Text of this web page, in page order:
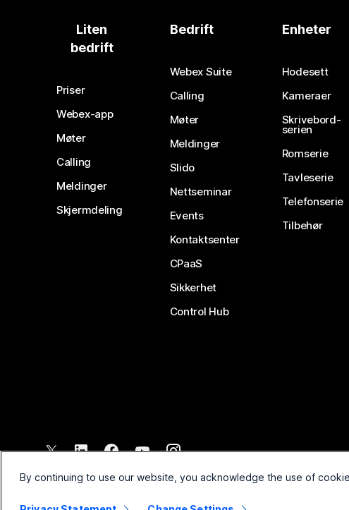
Liten
bedrift
Priser
Webex-app
Møter
Calling
Meldinger
Skjermdeling
Bedrift
Webex Suite
Calling
Møter
Meldinger
Slido
Nettseminar
Events
Kontaktsenter
CPaaS
Sikkerhet
Control Hub
Enheter
Hodesett
Kameraer
Skrivebord-
serien
Romserie
Tavleserie
Telefonserie
Tilbehør
2026 Cisco og/eller tilknyttede selskaper. Med enerett.
By continuing to use our website, you acknowledge the use of